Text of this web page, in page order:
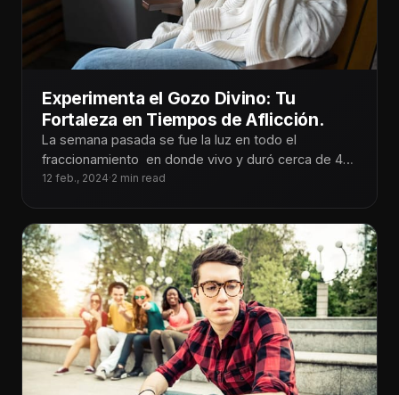
Experimenta el Gozo Divino: Tu
Fortaleza en Tiempos de Aflicción.
La semana pasada se fue la luz en todo el
fraccionamiento en donde vivo y duró cerca de 48
horas.
12 feb., 2024·2 min read